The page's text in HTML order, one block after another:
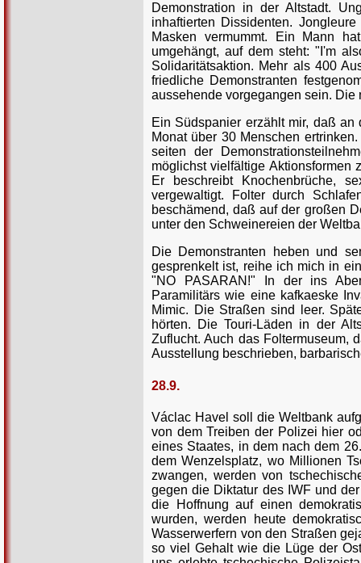
Demonstration in der Altstadt.
inhaftierten Dissidenten.
Masken vermummt. Ein Mann
umgehängt, auf dem steht: "I'm
Solidaritätsaktion. Mehr als 400
friedliche Demonstranten
aussehende vorgegangen sein. Die
Ein Südspanier erzählt mir, daß
Monat über 30 Menschen
seiten der
möglichst vielfältige
Er beschreibt Knochenbrüche,
vergewaltigt. Folter durch
beschämend, daß auf der großen
unter den Schweinereien der
Die Demonstranten heben und
gesprenkelt ist, reihe ich mich in
"NO PASARAN!" In der ins
Paramilitärs wie eine kafkaeske
Mimic. Die Straßen sind leer.
hörten. Die Touri-Läden in der
Zuflucht. Auch das Foltermuseum,
Ausstellung beschrieben,
28.9.
Václac Havel soll die Weltbank
von dem Treiben der Polizei hier
eines Staates, in dem nach dem
dem Wenzelsplatz, wo Millionen
zwangen, werden von
gegen die Diktatur des IWF und
die Hoffnung auf einen
wurden, werden heute
Wasserwerfern von den Straßen
so viel Gehalt wie die Lüge der